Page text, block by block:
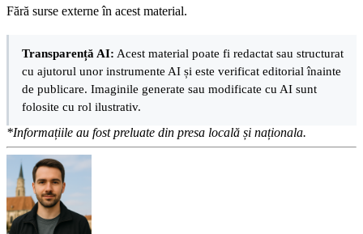
Fără surse externe în acest material.
Transparență AI: Acest material poate fi redactat sau structurat
cu ajutorul unor instrumente AI și este verificat editorial înainte
de publicare. Imaginile generate sau modificate cu AI sunt
folosite cu rol ilustrativ.
*Informațiile au fost preluate din presa locală și naționala.